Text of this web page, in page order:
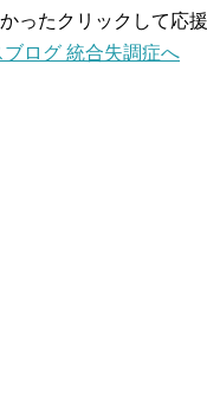
ったクリックして応援